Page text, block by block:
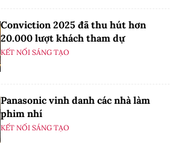
Conviction 2025 đã thu hút hơn
20.000 lượt khách tham dự
KẾT NỐI SÁNG TẠO
Panasonic vinh danh các nhà làm
phim nhí
KẾT NỐI SÁNG TẠO